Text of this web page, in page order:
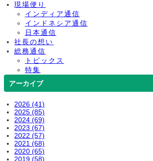
現場便り
インディア通信
インドネシア通信
日本通信
社長の想い
総務通信
トピックス
特集
アーカイブ
2026 (41)
2025 (85)
2024 (69)
2023 (67)
2022 (57)
2021 (68)
2020 (65)
2019 (58)